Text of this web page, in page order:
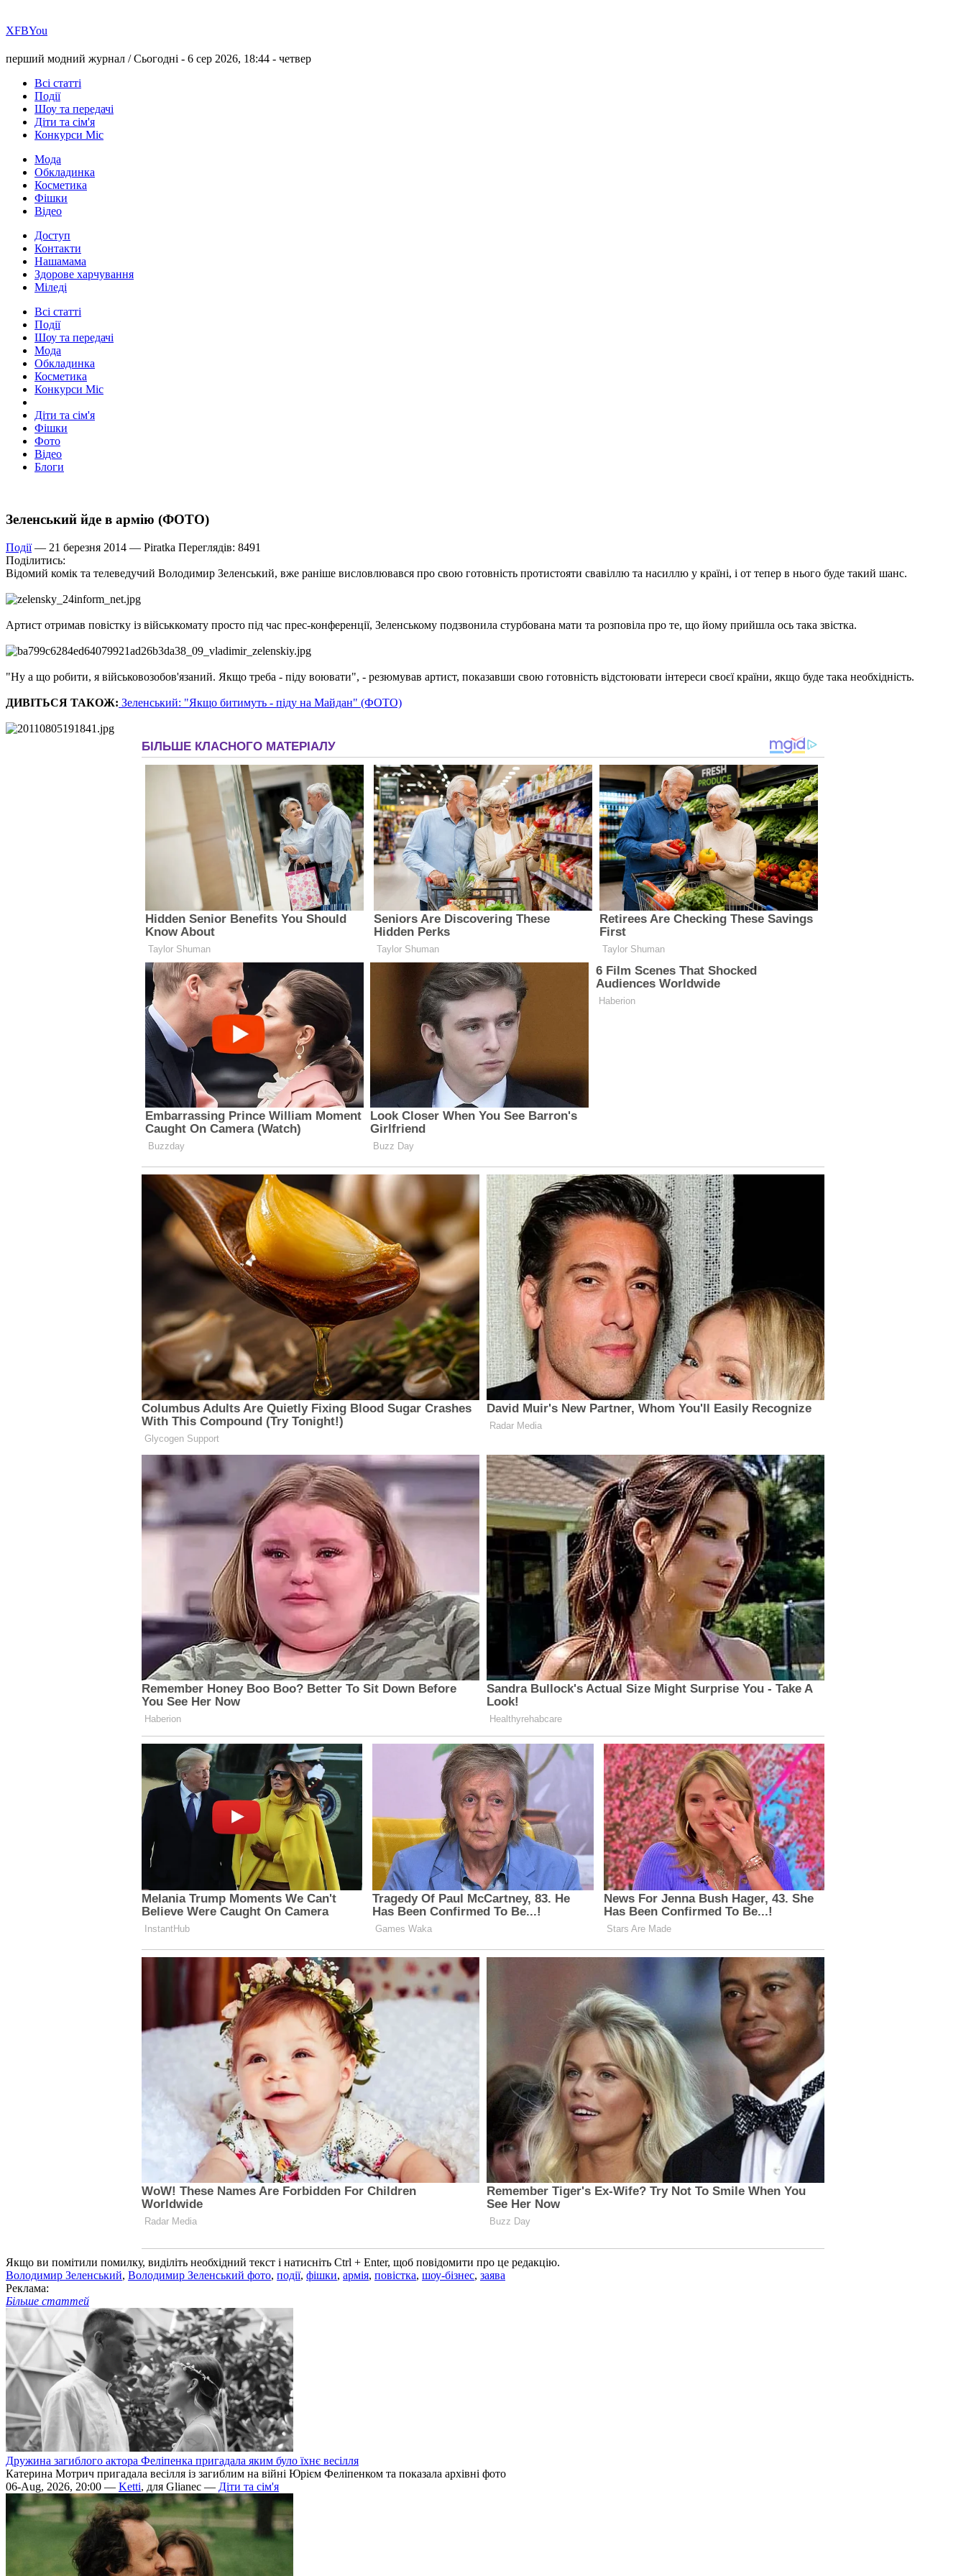
ХFBYou
перший модний журнал /Сьогодні - 6 сер 2026, 18:44 - четвер
Всі статті
Події
Шоу та передачі
Діти та сім'я
Конкурси Міс
Мода
Обкладинка
Косметика
Фішки
Відео
Доступ
Контакти
Нашамама
Здорове харчування
Міледі
Всі статті
Події
Шоу та передачі
Мода
Обкладинка
Косметика
Конкурси Міс
Діти та сім'я
Фішки
Фото
Відео
Блоги
Зеленський йде в армію (ФОТО)
Події— 21 березня 2014 — Piratka Переглядів: 8491
Поділитись:
Відомий комік та телеведучий Володимир Зеленський, вже раніше висловлювався про свою готовність протистояти свавіллю та насиллю у країні, і от тепер в нього буде такий шанс.
Артист отримав повістку із військкомату просто під час прес-конференції, Зеленському подзвонила стурбована мати та розповіла про те, що йому прийшла ось така звістка.
"Ну а що робити, я військовозобов'язаний. Якщо треба - піду воювати", - резюмував артист, показавши свою готовність відстоювати інтереси своєї країни, якщо буде така необхідність.
ДИВІТЬСЯ ТАКОЖ: Зеленський: "Якщо битимуть - піду на Майдан" (ФОТО)
Якщо ви помітили помилку, виділіть необхідний текст і натисніть Ctrl + Enter, щоб повідомити про це редакцію.
Володимир Зеленський, Володимир Зеленський фото, події, фішки, армія, повістка, шоу-бізнес, заява
Реклама:
Більше статтей
Дружина загиблого актора Феліпенка пригадала яким було їхнє весілля
Катерина Мотрич пригадала весілля із загиблим на війні Юрієм Феліпенком та показала архівні фото
06-Aug, 2026, 20:00 — Ketti, для Glianec — Діти та сім'я